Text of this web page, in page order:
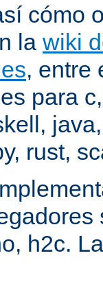
cómo
la wiki
, entre
para
rust,
h2c.